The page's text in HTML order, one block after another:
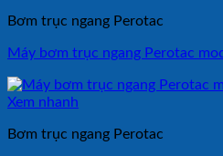
Bơm trục ngang Perotac
Máy bơm trục ngang Perotac
Xem nhanh
Bơm trục ngang Perotac